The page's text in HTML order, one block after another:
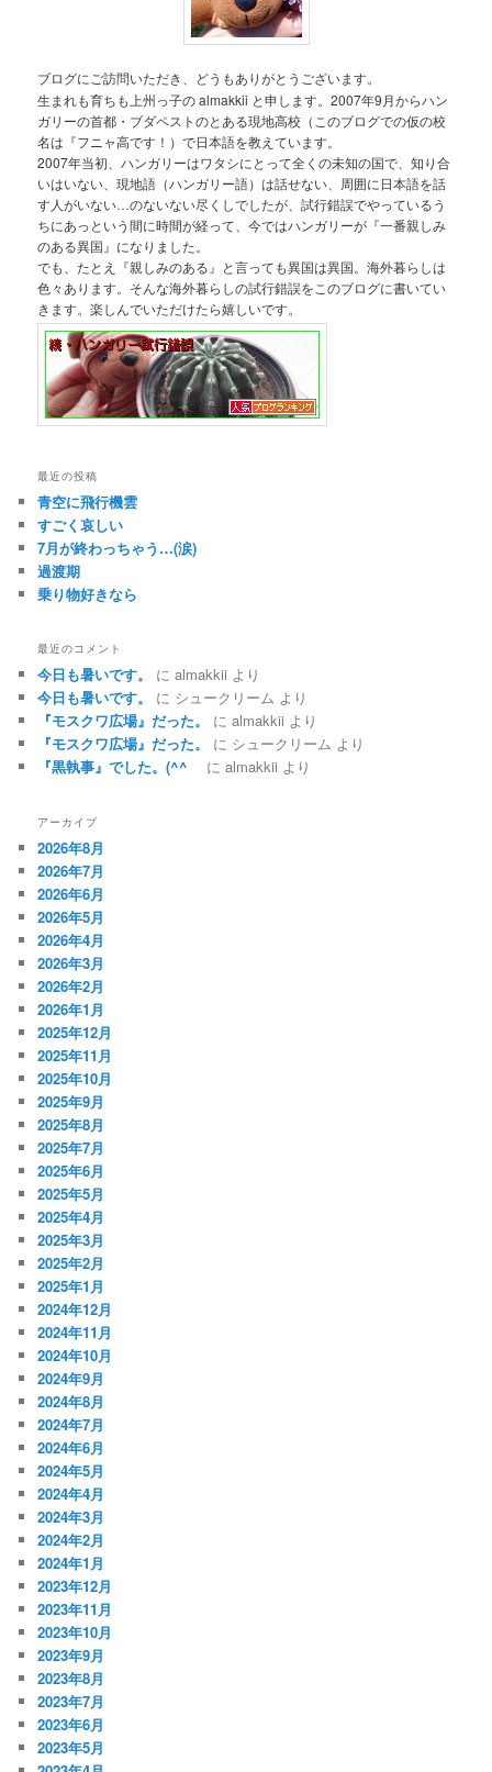
ブログにご訪問いただき、どうもありがとうございます。
生まれも育ちも上州っ子の almakkii と申します。2007年9月からハン
ガリーの首都・ブダペストのとある現地高校（このブログでの仮の校
名は『フニャ高です！）で日本語を教えています。
2007年当初、ハンガリーはワタシにとって全くの未知の国で、知り合
いはいない、現地語（ハンガリー語）は話せない、周囲に日本語を話
す人がいない…のないない尽くしでしたが、試行錯誤でやっているう
ちにあっという間に時間が経って、今ではハンガリーが『一番親しみ
のある異国』になりました。
でも、たとえ『親しみのある』と言っても異国は異国。海外暮らしは
色々あります。そんな海外暮らしの試行錯誤をこのブログに書いてい
きます。楽しんでいただけたら嬉しいです。
最近の投稿
青空に飛行機雲
すごく哀しい
7月が終わっちゃう…(涙)
過渡期
乗り物好きなら
最近のコメント
今日も暑いです。 にalmakkii より
今日も暑いです。
に シュークリーム より
『モスクワ広場』だった。
にalmakkii より
『モスクワ広場』だった。
に シュークリーム より
『黒執事』でした。(^^ゞ
にalmakkii より
アーカイブ
2026年8月
2026年7月
2026年6月
2026年5月
2026年4月
2026年3月
2026年2月
2026年1月
2025年12月
2025年11月
2025年10月
2025年9月
2025年8月
2025年7月
2025年6月
2025年5月
2025年4月
2025年3月
2025年2月
2025年1月
2024年12月
2024年11月
2024年10月
2024年9月
2024年8月
2024年7月
2024年6月
2024年5月
2024年4月
2024年3月
2024年2月
2024年1月
2023年12月
2023年11月
2023年10月
2023年9月
2023年8月
2023年7月
2023年6月
2023年5月